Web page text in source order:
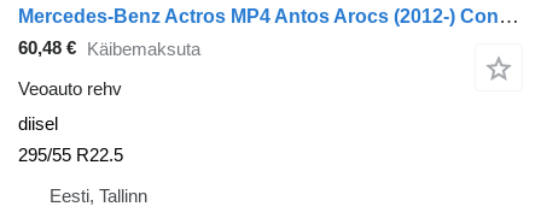
Mercedes-Benz Actros MP4 Antos Arocs (2012-) Continental Actros MP4 1843 (01.12-)
60,48 € Käibemaksuta
Veoauto rehv
diisel
295/55 R22.5
Eesti, Tallinn